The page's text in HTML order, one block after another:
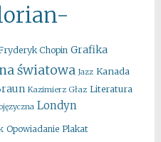
Chopin Grafika
światowa Jazz Kanada
Kazimierz Głaz Literatura
Londyn
Opowiadanie Plakat